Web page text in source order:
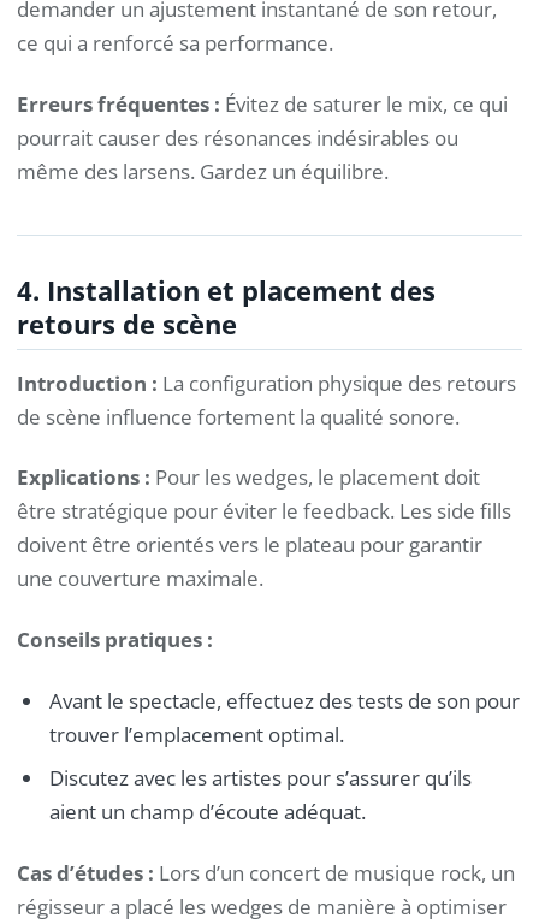
demander un ajustement instantané de son retour,
ce qui a renforcé sa performance.
Erreurs fréquentes : Évitez de saturer le mix, ce qui
pourrait causer des résonances indésirables ou
même des larsens. Gardez un équilibre.
4. Installation et placement des
retours de scène
Introduction : La configuration physique des retours
de scène influence fortement la qualité sonore.
Explications : Pour les wedges, le placement doit
être stratégique pour éviter le feedback. Les side fills
doivent être orientés vers le plateau pour garantir
une couverture maximale.
Conseils pratiques :
Avant le spectacle, effectuez des tests de son pour
trouver l’emplacement optimal.
Discutez avec les artistes pour s’assurer qu’ils
aient un champ d’écoute adéquat.
Cas d’études : Lors d’un concert de musique rock, un
régisseur a placé les wedges de manière à optimiser